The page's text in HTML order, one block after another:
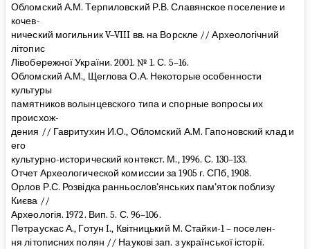
Обломский А.М. Терпиловский Р.В. Славянское поселение и
кочев-
нический могильник V–VIII вв. на Ворскле // Археологічний
літопис
Лівобережної України. 2001. № 1. С. 5–16.
Обломский А.М., Щеглова О.А. Некоторые особенности
культуры
памятников волынцевского типа и спорные вопросы их
происхож-
дения // Гавритухин И.О., Обломский А.М. Гапоновский клад и
его
культурно-исторический контекст. М., 1996. С. 130–133.
Отчет Археологической комиссии за 1905 г. СПб, 1908.
Орлов Р.С. Розвідка ранньослов’янських пам’яток поблизу
Києва //
Археологія. 1972. Вип. 5. С. 96–106.
Петраускас А., Готун I., Квітницький М. Стайки-1 – поселен-
ня літописних полян // Наукові зап. з української історії.